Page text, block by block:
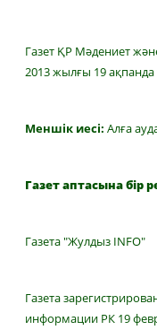
Газет ҚР Мәдениет
2013 жылғы 19 ақпанда
Меншік иесі: Алға
Газет аптасына бір
Газета "Жулдыз INFO"
Газета
информации РК 19